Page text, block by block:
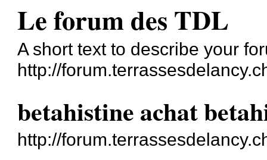
Le forum des TDL
A short text to describe your
http://
betahistine achat
http://